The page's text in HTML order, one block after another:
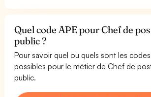
Quel code APE pour Chef de
public ?
Pour savoir quel ou quels sont les codes
possibles pour le métier de Chef de
public.